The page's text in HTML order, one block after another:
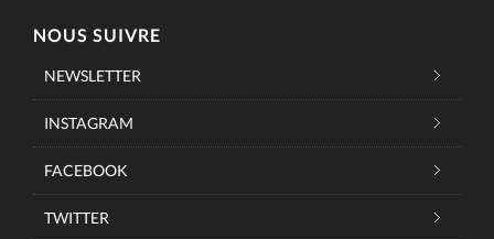
NOUS SUIVRE
NEWSLETTER
INSTAGRAM
FACEBOOK
TWITTER